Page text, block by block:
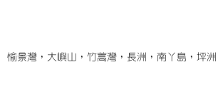
愉景灣，大嶼山，竹蒿灣，長洲，南丫島，坪洲